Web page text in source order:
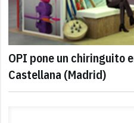
OPI pone un chiringuito
Castellana (Madrid)